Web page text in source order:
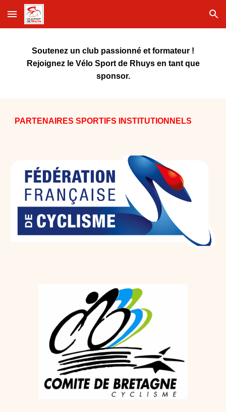
Skip to main content Skip to navigation
Soutenez un club passionné et formateur !
Rejoignez le Vélo Sport de Rhuys en tant que
sponsor.
PARTENAIRES SPORTIFS INSTITUTIONNELS